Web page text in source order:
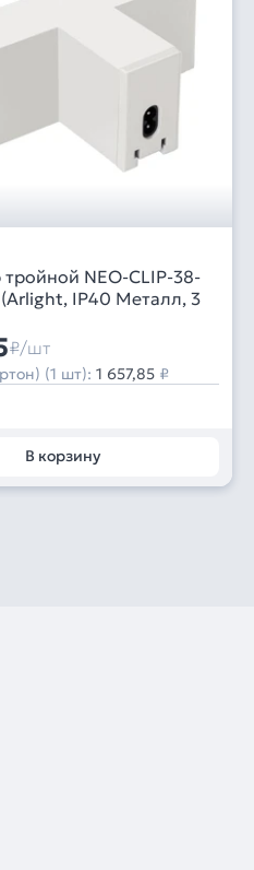
NEO-CLIP-38-
(Arlight, IP40 Металл, 3
₽/шт
(1 шт): 1 657,85 ₽
В корзину